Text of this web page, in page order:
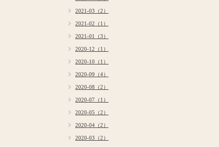
2021-03（2）
2021-02（1）
2021-01（3）
2020-12（1）
2020-10（1）
2020-09（4）
2020-08（2）
2020-07（1）
2020-05（2）
2020-04（2）
2020-03（2）